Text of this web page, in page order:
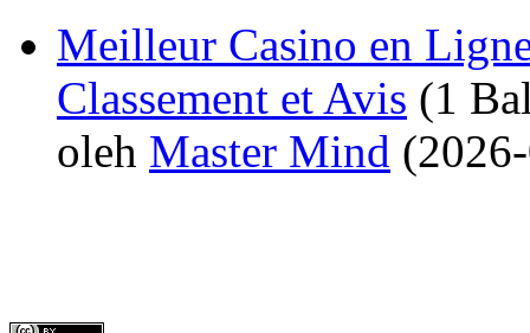
Meilleur Casino en
Classement et Avis (1
oleh Master Mind